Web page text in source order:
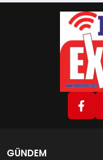
GÜNDEM